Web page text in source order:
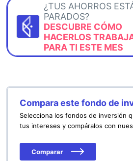
¿TUS AHORROS
PARADOS?
DESCUBRE CÓMO
HACERLOS
PARA TI ESTE MES
Compara este fondo de
Selecciona los fondos de inversión
tus intereses y compáralos con
Comparar